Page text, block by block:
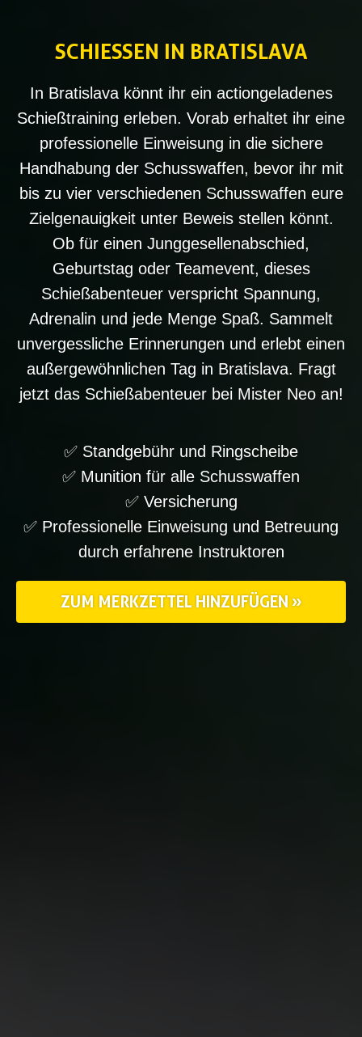
SCHIESSEN IN BRATISLAVA
In Bratislava könnt ihr ein actiongeladenes
Schießtraining erleben. Vorab erhaltet ihr eine
professionelle Einweisung in die sichere
Handhabung der Schusswaffen, bevor ihr mit
bis zu vier verschiedenen Schusswaffen eure
Zielgenauigkeit unter Beweis stellen könnt.
Ob für einen Junggesellenabschied,
Geburtstag oder Teamevent, dieses
Schießabenteuer verspricht Spannung,
Adrenalin und jede Menge Spaß. Sammelt
unvergessliche Erinnerungen und erlebt einen
außergewöhnlichen Tag in Bratislava. Fragt
jetzt das Schießabenteuer bei Mister Neo an!
✅ Standgebühr und Ringscheibe
✅ Munition für alle Schusswaffen
✅ Versicherung
✅ Professionelle Einweisung und Betreuung
durch erfahrene Instruktoren
ZUM MERKZETTEL HINZUFÜGEN »